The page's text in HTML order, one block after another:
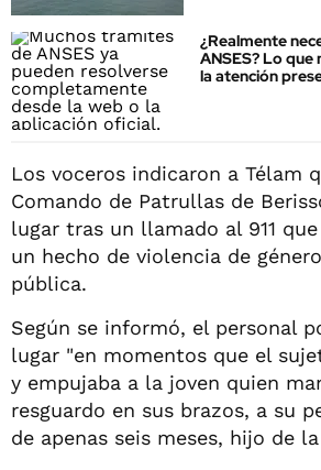
¿Realmente
ANSES? Lo
la atención
Los voceros indicaron a Télam
Comando de Patrullas de
lugar tras un llamado al 911
un hecho de violencia de
pública.
Según se informó, el personal
lugar "en momentos que el
y empujaba a la joven quien
resguardo en sus brazos, a su
de apenas seis meses, hijo de la